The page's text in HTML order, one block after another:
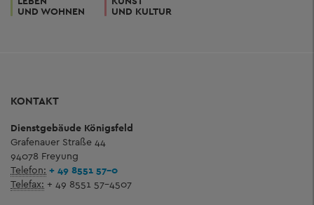
UND WOHNEN
UND KULTUR
KONTAKT
Dienstgebäude Königsfeld
Grafenauer Straße 44
94078 Freyung
Telefon: + 49 8551 57-0
Telefax: + 49 8551 57-4507